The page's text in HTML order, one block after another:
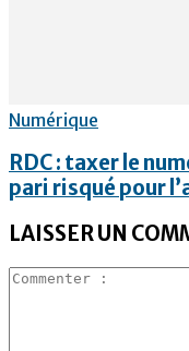
Numérique
RDC : taxer le
pari risqué pour
LAISSER UN